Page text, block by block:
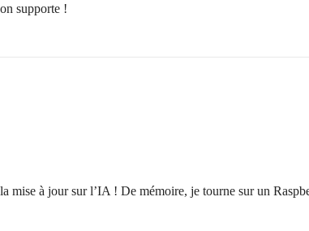
supporte !
mise à jour sur l’IA ! De mémoire, je tourne sur un